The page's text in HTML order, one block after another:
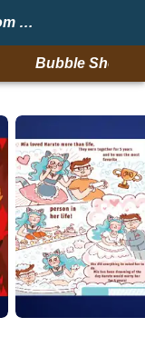
BestAllGames : Girlfriend from Hell
Bubble Shooter